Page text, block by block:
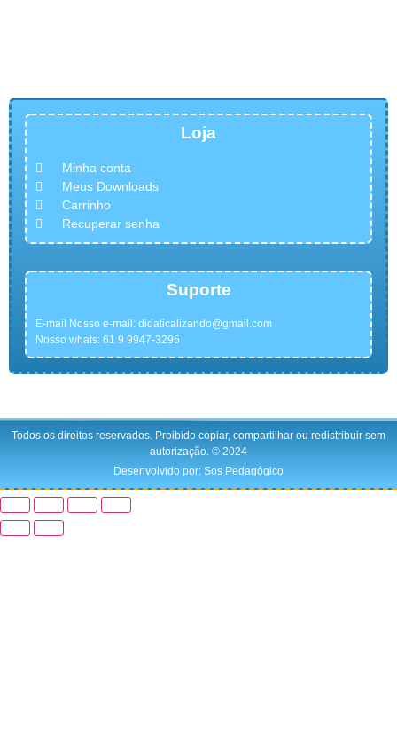
Loja
Minha conta
Meus Downloads
Carrinho
Recuperar senha
Suporte
E-mail Nosso e-mail: didaticalizando@gmail.com
Nosso whats: 61 9 9947-3295
Todos os direitos reservados. Proibido copiar, compartilhar ou redistribuir sem
autorização. © 2024
Desenvolvido por: Sos Pedagógico